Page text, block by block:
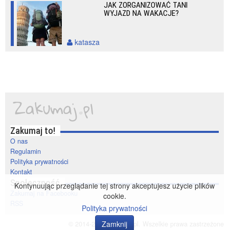
JAK ZORGANIZOWAĆ TANI
WYJAZD NA WAKACJE?
katasza
Zakumaj to!
O nas
Regulamin
Polityka prywatności
Kontakt
Społeczność
Zakumaj na Facebooku
© 2014-2020 zakumaj.pl. Wszelkie prawa zastrzeżone
Kontynuując przeglądanie tej strony akceptujesz użycie plików
cookie.
Polityka prywatności
Zamknij